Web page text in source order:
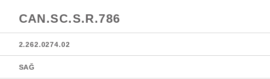
CAN.SC.S.R.786
2.262.0274.02
SAĞ